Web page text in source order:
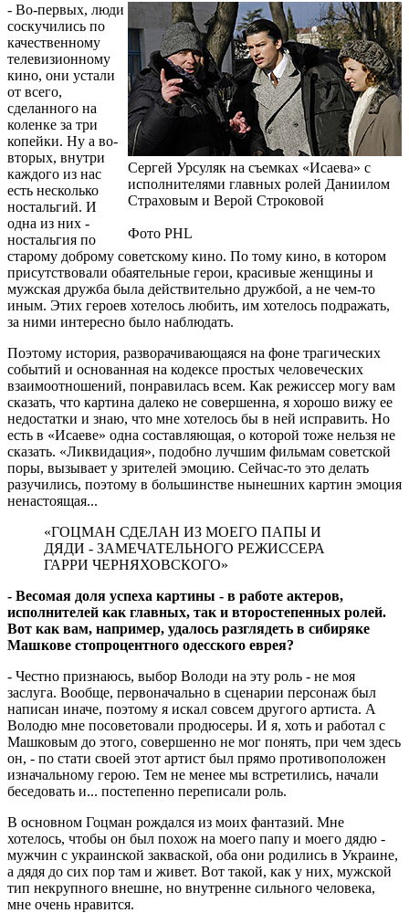
Сергей Урсуляк на съемках «Исаева» с
исполнителями главных ролей Даниилом
Страховым и Верой Строковой
Фото PHL
- Во-первых, люди
соскучились по
качественному
телевизионному
кино, они устали
от всего,
сделанного на
коленке за три
копейки. Ну а во-
вторых, внутри
каждого из нас
есть несколько
ностальгий. И
одна из них -
ностальгия по
старому доброму советскому кино. По тому кино, в котором
присутствовали обаятельные герои, красивые женщины и
мужская дружба была действительно дружбой, а не чем-то
иным. Этих героев хотелось любить, им хотелось подражать,
за ними интересно было наблюдать.
Поэтому история, разворачивающаяся на фоне трагических
событий и основанная на кодексе простых человеческих
взаимоотношений, понравилась всем. Как режиссер могу вам
сказать, что картина далеко не совершенна, я хорошо вижу ее
недостатки и знаю, что мне хотелось бы в ней исправить. Но
есть в «Исаеве» одна составляющая, о которой тоже нельзя не
сказать. «Ликвидация», подобно лучшим фильмам советской
поры, вызывает у зрителей эмоцию. Сейчас-то это делать
разучились, поэтому в большинстве нынешних картин эмоция
ненастоящая...
«ГОЦМАН СДЕЛАН ИЗ МОЕГО ПАПЫ И
ДЯДИ - ЗАМЕЧАТЕЛЬНОГО РЕЖИССЕРА
ГАРРИ ЧЕРНЯХОВСКОГО»
- Весомая доля успеха картины - в работе актеров,
исполнителей как главных, так и второстепенных ролей.
Вот как вам, например, удалось разглядеть в сибиряке
Машкове стопроцентного одесского еврея?
- Честно признаюсь, выбор Володи на эту роль - не моя
заслуга. Вообще, первоначально в сценарии персонаж был
написан иначе, поэтому я искал совсем другого артиста. А
Володю мне посоветовали продюсеры. И я, хоть и работал с
Машковым до этого, совершенно не мог понять, при чем здесь
он, - по стати своей этот артист был прямо противоположен
изначальному герою. Тем не менее мы встретились, начали
беседовать и... постепенно переписали роль.
В основном Гоцман рождался из моих фантазий. Мне
хотелось, чтобы он был похож на моего папу и моего дядю -
мужчин с украинской закваской, оба они родились в Украине,
а дядя до сих пор там и живет. Вот такой, как у них, мужской
тип некрупного внешне, но внутренне сильного человека,
мне очень нравится.